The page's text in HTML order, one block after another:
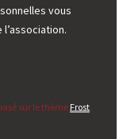
vous
basé sur le thèmeFrost.